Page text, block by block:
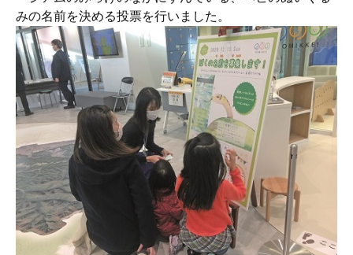
みの名前を決める投票を行いました。